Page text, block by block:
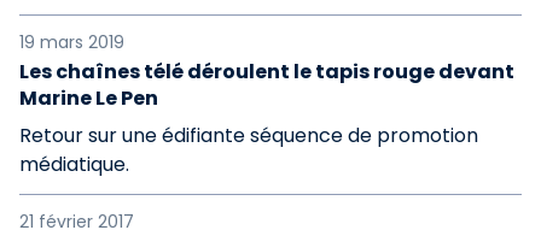
19 mars 2019
Les chaînes télé déroulent le tapis rouge devant
Marine Le Pen
Retour sur une édifiante séquence de promotion
médiatique.
21 février 2017